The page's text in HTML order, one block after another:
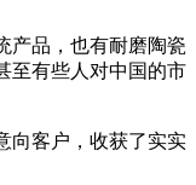
产品，也有耐磨陶瓷
至有些人对中国的市
向客户，收获了实实